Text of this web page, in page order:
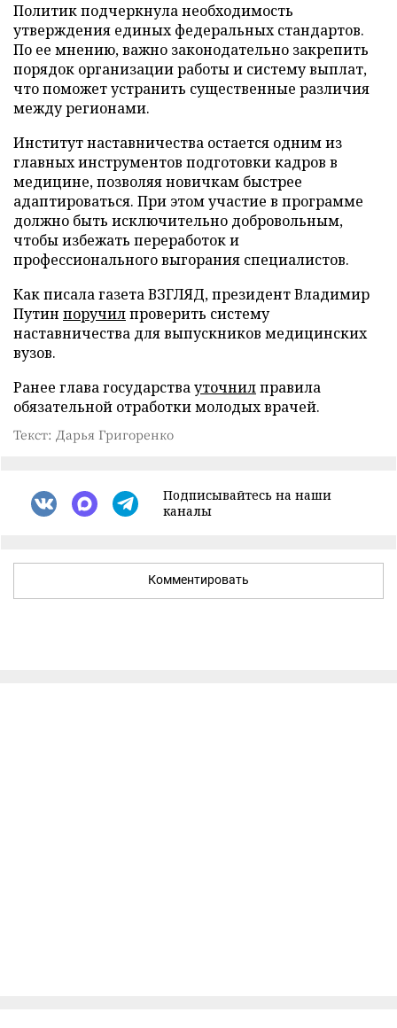
Политик подчеркнула необходимость
утверждения единых федеральных стандартов.
По ее мнению, важно законодательно закрепить
порядок организации работы и систему выплат,
что поможет устранить существенные различия
между регионами.
Институт наставничества остается одним из
главных инструментов подготовки кадров в
медицине, позволяя новичкам быстрее
адаптироваться. При этом участие в программе
должно быть исключительно добровольным,
чтобы избежать переработок и
профессионального выгорания специалистов.
Как писала газета ВЗГЛЯД, президент Владимир
Путин поручилпроверить систему
наставничества для выпускников медицинских
вузов.
Ранее глава государствауточнилправила
обязательной отработки молодых врачей.
Текст: Дарья Григоренко
Подписывайтесь на наши
каналы
Комментировать